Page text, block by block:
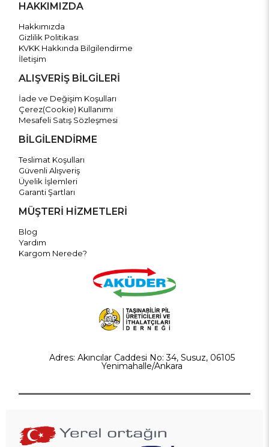
HAKKIMIZDA
Hakkımızda
Gizlilik Politikası
KVKK Hakkında Bilgilendirme
İletişim
ALIŞVERİŞ BİLGİLERİ
İade ve Değişim Koşulları
Çerez(Cookie) Kullanımı
Mesafeli Satış Sözleşmesi
BİLGİLENDİRME
Teslimat Koşulları
Güvenli Alışveriş
Üyelik İşlemleri
Garanti Şartları
MÜŞTERİ HİZMETLERİ
Blog
Yardım
Kargom Nerede?
Adres: Akıncılar Caddesi No: 34, Susuz, 06105
Yenimahalle/Ankara